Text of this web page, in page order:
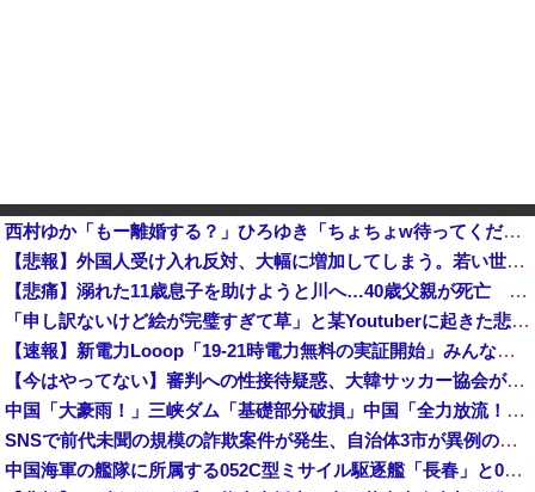
西村ゆか「もー離婚する？」ひろゆき「ちょちょw待ってくださいよー」←これさぁ
【悲報】外国人受け入れ反対、大幅に増加してしまう。若い世代で多く、「日本社会には希望がない」人ほど反対に転じる
【悲痛】溺れた11歳息子を助けようと川へ…40歳父親が死亡 息子は母親が救助 愛知他
「申し訳ないけど絵が完璧すぎて草」と某Youtuberに起きた悲劇に目撃者騒然、”映え”のために愛車
【速報】新電力Looop「19-21時電力無料の実証開始」みんなこれにするじゃん、電力会社の勢力図が変わるか
【今はやってない】審判への性接待疑惑、大韓サッカー協会が声明「現在は一切発生していない」「世界中のサッカー界関係者の皆さんにお詫び」
中国「大豪雨！」三峡ダム「基礎部分破損」中国「全力放流！」台風13号「中国上陸予測」台風15号「中国接近（画像」中国「台風同時上陸！（穀物生産が...
SNSで前代未聞の規模の詐欺案件が発生、自治体3市が異例の声明を発表して事実関係を全否定
中国海軍の艦隊に所属する052C型ミサイル駆逐艦「長春」と052D型「厦門」が編隊航行訓練！